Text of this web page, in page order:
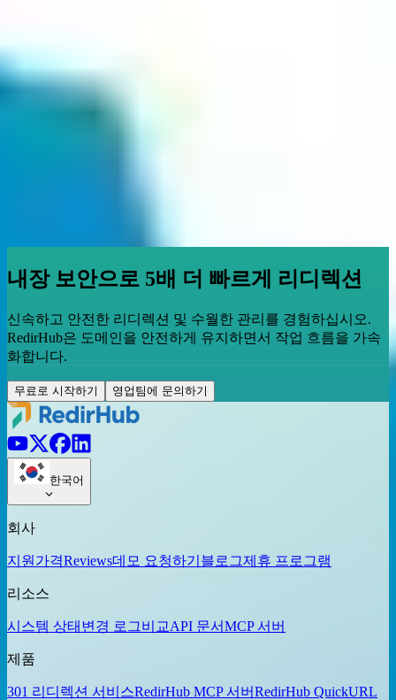
내장 보안으로 5배 더 빠르게 리디렉션
신속하고 안전한 리디렉션 및 수월한 관리를 경험하십시오.
RedirHub은 도메인을 안전하게 유지하면서 작업 흐름을 가속
화합니다.
무료로 시작하기 영업팀에 문의하기
한국어
회사
지원 가격Reviews데모 요청하기 블로그제휴 프로그램
리소스
시스템 상태 변경 로그비교API 문서MCP 서버
제품
301 리디렉션 서비스RedirHub MCP 서버RedirHub QuickURL